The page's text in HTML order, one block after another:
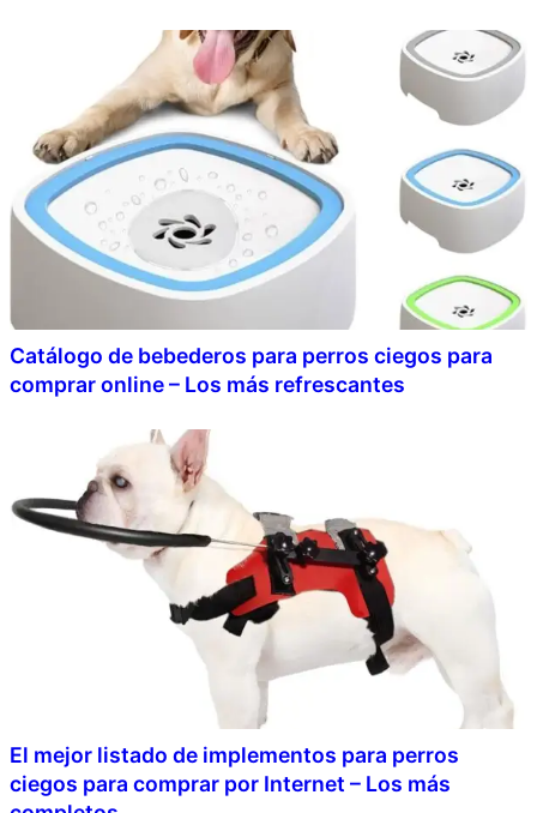
Catálogo de bebederos para perros ciegos para
comprar online – Los más refrescantes
El mejor listado de implementos para perros
ciegos para comprar por Internet – Los más